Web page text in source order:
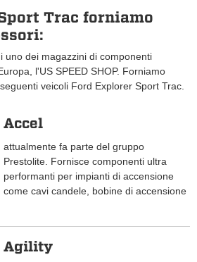
Trac forniamo
uno dei magazzini di componenti
l'US SPEED SHOP. Forniamo
veicoli Ford Explorer Sport Trac.
Accel
attualmente fa parte del gruppo
Prestolite. Fornisce componenti ultra
performanti per impianti di accensione
come cavi candele, bobine di accensione
Agility